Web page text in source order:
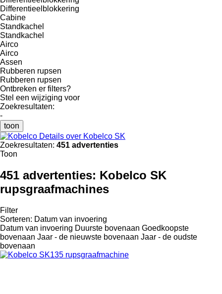
Differentieelblokkering
Cabine
Standkachel
Standkachel
Airco
Airco
Assen
Rubberen rupsen
Rubberen rupsen
Ontbreken er filters?
Stel een wijziging voor
Zoekresultaten:
-
toon
Details over Kobelco SK
Zoekresultaten: 451 advertenties
Toon
451 advertenties: Kobelco SK
rupsgraafmachines
Filter
Sorteren: Datum van invoering
Datum van invoering Duurste bovenaan Goedkoopste
bovenaan Jaar - de nieuwste bovenaan Jaar - de oudste
bovenaan